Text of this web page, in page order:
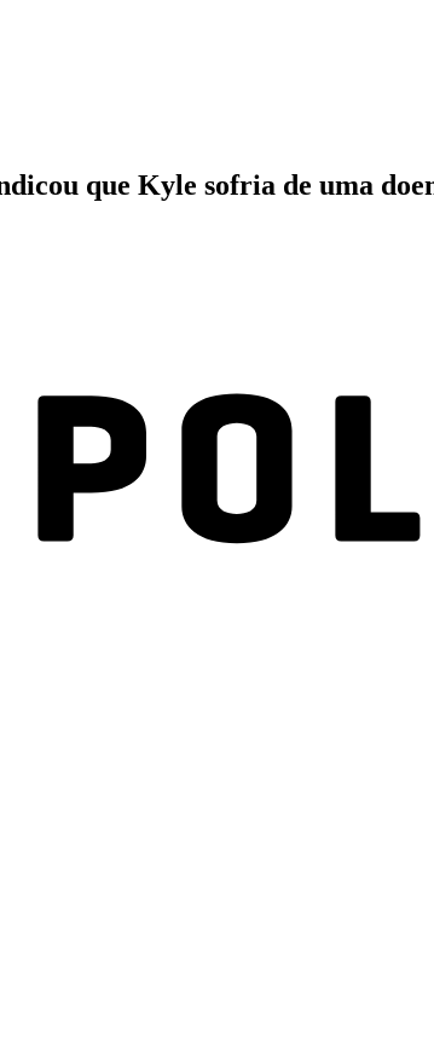
que Kyle sofria de uma